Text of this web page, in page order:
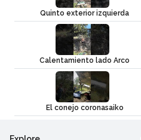
Quinto exterior izquierda
Calentamiento lado Arco
El conejo coronasaiko